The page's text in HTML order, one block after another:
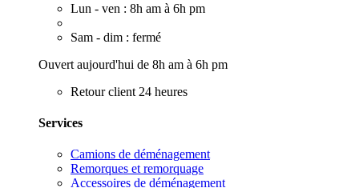
Lun - ven : 8h am à 6h pm
Sam - dim : fermé
Ouvert aujourd'hui de 8h am à 6h pm
Retour client 24 heures
Services
Camions de déménagement
Remorques et remorquage
Accessoires de déménagement